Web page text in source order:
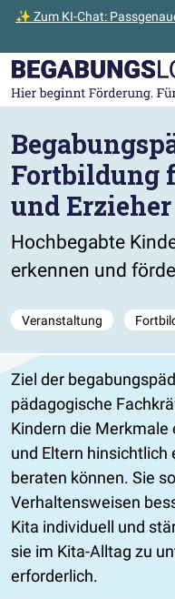
✨ Zum KI-Chat:
Zum Hauptinhalt der
Zur Startseite gehen
Fortbildung
und Erzieher
Hochbegabte
erkennen und
Veranstaltung
Ziel der
pädagogische
Kindern die
und Eltern
beraten können. Sie
Verhaltensweisen
Kita individuell und
sie im Kita-Alltag zu
erforderlich.